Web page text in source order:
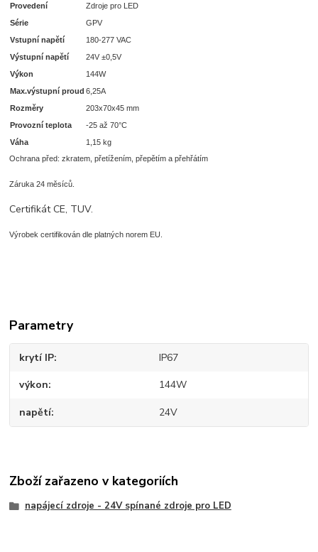
Provedení
Zdroje pro LED
Série
GPV
Vstupní napětí
180-277 VAC
Výstupní napětí
24V ±0,5V
Výkon
144W
Max.výstupní proud 6,25A
Rozměry
203x70x45 mm
Provozní teplota
-25 až 70°C
Váha
1,15 kg
Ochrana před: zkratem, přetížením, přepětím a přehřátím
Záruka 24 měsíců.
Certifikát CE, TUV.
Výrobek certifikován dle platných norem EU.
Parametry
krytí IP IP67
výkon 144W
napětí 24V
Zboží zařazeno v kategoriích
napájecí zdroje - 24V spínané zdroje pro LED